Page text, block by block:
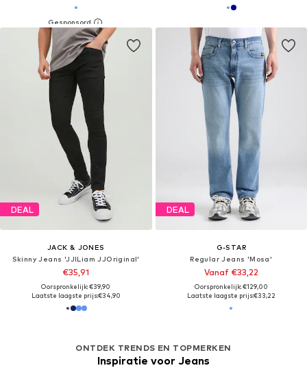
DEAL
JACK & JONES
Skinny Jeans 'JJILiam JJOriginal'
€35,91
Oorspronkelijk: €39,90
Laatste laagste prijs:€34,90
DEAL
G-STAR
Regular Jeans 'Mosa'
Vanaf €33,22
Oorspronkelijk: €129,00
Laatste laagste prijs:€33,22
ONTDEK TRENDS EN TOPMERKEN
Inspiratie voor Jeans